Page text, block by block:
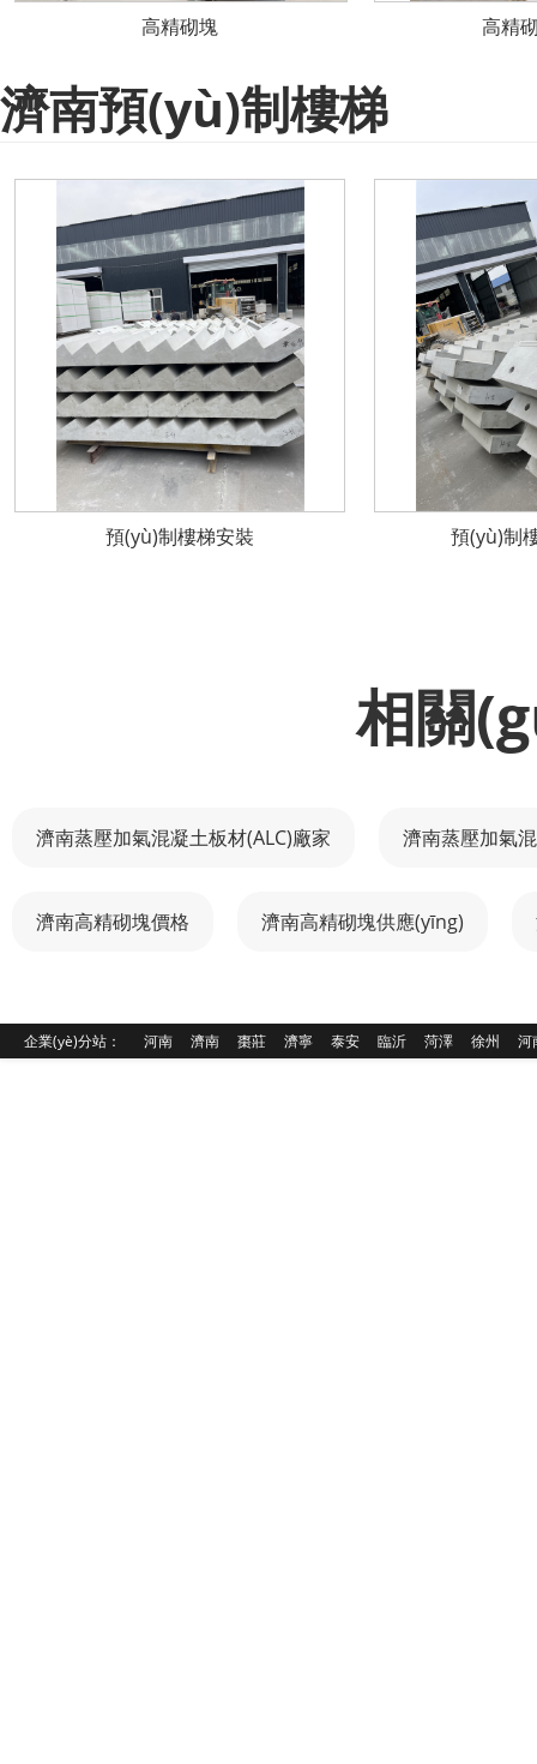
高精砌塊 高精
濟南預(yù)制樓梯
預(yù)制樓梯安裝 預(yù)制
相關
濟南蒸壓加氣混凝土板材(ALC)廠家 濟南蒸壓加氣
濟南高精砌塊價格 濟南高精砌塊供應(yīng)
企業(yè)分站： 河南 濟南 棗莊 濟寧 泰安 臨沂 菏澤 徐州 河